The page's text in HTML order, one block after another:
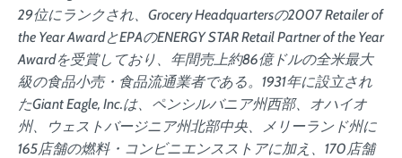
29位にランクされ、Grocery Headquartersの2007 Retailer of
the Year AwardとEPAのENERGY STAR Retail Partner of the Year
Awardを受賞しており、年間売上約86億ドルの全米最大
級の食品小売・食品流通業者である。1931年に設立され
たGiant Eagle, Inc.は、ペンシルバニア州西部、オハイオ
州、ウェストバージニア州北部中央、メリーランド州に
165店舗の燃料・コンビニエンスストアに加え、170店舗